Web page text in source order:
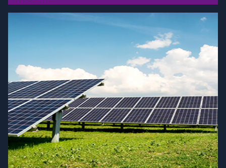
光电转换率约为24%，比起十年前的略高于10%来
说，提升明显。随着技术的进步，中长期光电转换率
达到30%左右是可以实现的。 有相关研究报告称，英
国和中国已经发现一些新的物料，它们可以配合单晶
硅、多晶硅作为生产燃料，从而大大提高光电转换
率。理论上，光电转换率可以达到50%以上，而且新
的物料价格只有单晶硅或者多晶硅的十分之一左右的
水平。这一新物料与单晶硅、多晶硅并无冲突，可以
直接镀一层膜在多晶硅上面，能直接与现在的生产线
衔接上。光伏发电有很大的成本下降空间。 同时有机
构预测，至2030年，中国光伏和风电的装机量会较
2020年底的水平翻3倍。 中国电力网注意到，8月19
日，国家能源局公布7月户用光伏装机信息显示，
2021年7月新纳入国家财政补贴规模户用光伏项目总